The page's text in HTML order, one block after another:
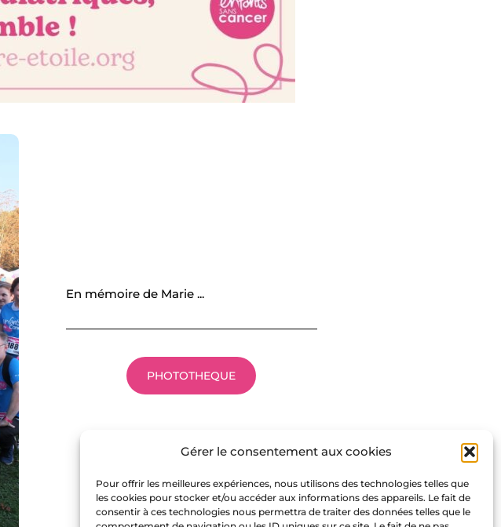
Gérer le consentement aux cookies
Pour offrir les meilleures expériences, nous utilisons des technologies telles que
les cookies pour stocker et/ou accéder aux informations des appareils. Le fait de
consentir à ces technologies nous permettra de traiter des données telles que le
En mémoire de Marie ...
PHOTOTHEQUE